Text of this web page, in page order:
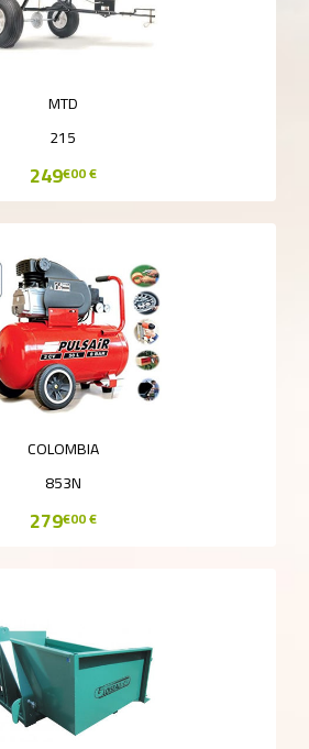
MTD
215
249€00 €
COLOMBIA
853N
279€00 €